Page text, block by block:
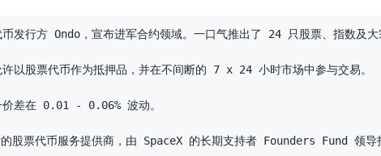
发行方 Ondo，宣布进军合约领域。一口气推出了 24 只股票、指数及大
以股票代币作为抵押品，并在不间断的 7 x 24 小时市场中参与交易。
价差在 0.01 - 0.06% 波动。
股票代币服务提供商，由 SpaceX 的长期支持者 Founders Fund 领导